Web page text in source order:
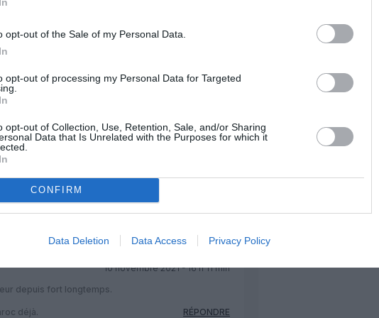
opt-out of the Sale of my Personal Data.
opt-out of processing my Personal Data for Targeted
opt-out of Collection, Use, Retention, Sale, and/or Sharing
Data that Is Unrelated with the Purposes for which it
CONFIRM
Data Deletion Data Access Privacy Policy
10 novembre 2021 - 12 h 47 min
israéliens qui ont des passeports
Caire c’est la même distance :
air-maroc-des-tarifs-fixes-en-
famille-5228486.html
RÉPONDRE
10 novembre 2021 - 16 h 11 min
depuis fort longtemps.
déjà. RÉPONDRE